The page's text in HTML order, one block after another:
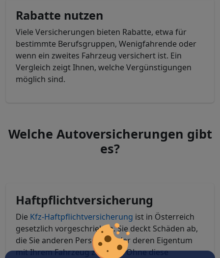
Rabatte nutzen
Viele Versicherungen bieten Rabatte, etwa für
bestimmte Berufsgruppen, Wenigfahrende oder
wenn ein zweites Fahrzeug versichert ist. Ein
Vergleich zeigt Ihnen, welche Vergünstigungen
möglich sind.
Welche Autoversicherungen gibt
es?
Haftpflichtversicherung
Die Kfz-Haftpflichtversicherung ist in Österreich
gesetzlich vorgeschrieben. Sie deckt Schäden ab,
die Sie anderen Personen oder deren Eigentum
mit Ihrem Fahrzeug zufügen. Ohne diese